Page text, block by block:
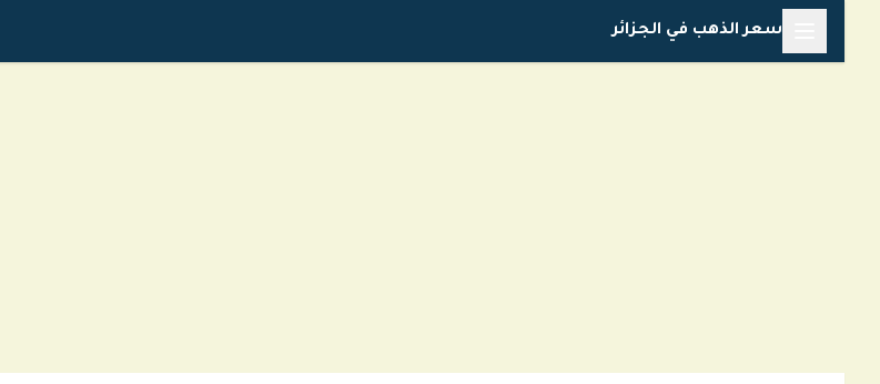
المحتوى
سعر الذهب في الجزائر